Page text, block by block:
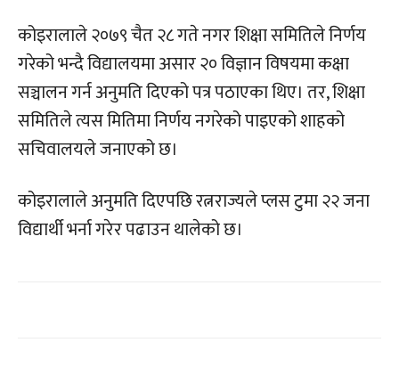
कोइरालाले २०७९ चैत २८ गते नगर शिक्षा समितिले निर्णय
गरेको भन्दै विद्यालयमा असार २० विज्ञान विषयमा कक्षा
सञ्चालन गर्न अनुमति दिएको पत्र पठाएका थिए। तर, शिक्षा
समितिले त्यस मितिमा निर्णय नगरेको पाइएको शाहको
सचिवालयले जनाएको छ।
कोइरालाले अनुमति दिएपछि रत्नराज्यले प्लस टुमा २२ जना
विद्यार्थी भर्ना गरेर पढाउन थालेको छ।